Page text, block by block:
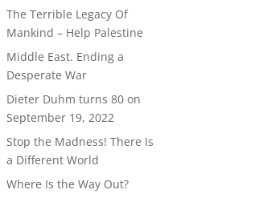
The Terrible Legacy Of
Mankind – Help Palestine
Middle East. Ending a
Desperate War
Dieter Duhm turns 80 on
September 19, 2022
Stop the Madness! There Is
a Different World
Where Is the Way Out?